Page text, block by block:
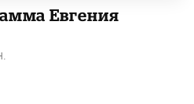
Евгения